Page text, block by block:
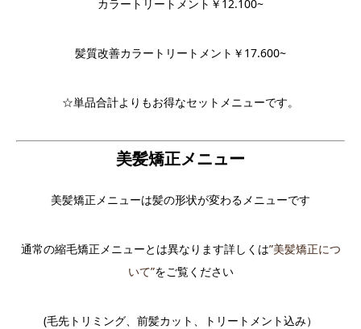
カラートリートメント￥12.100~
髪質改善カラートリートメント￥17.600~
☆単品合計よりもお得なセットメニューです。
美髪矯正メニュー
美髪矯正メニューは髪の形状が変わるメニューです
通常の縮毛矯正メニューとは異なります詳しくは”美髪矯正につ
いて”をご覧ください
(毛先トリミング、前髪カット、トリートメント込み）